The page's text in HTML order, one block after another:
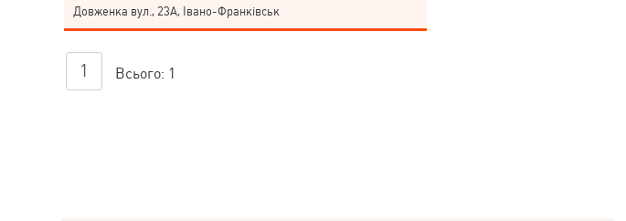
Довженка вул., 23А, Івано-Франківськ
1 Всього: 1